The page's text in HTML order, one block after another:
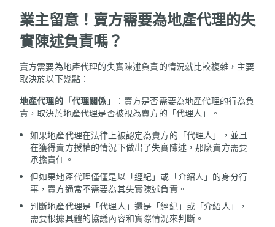
業主留意！賣方需要為地產代理的失
實陳述負責嗎？
賣方需要為地產代理的失實陳述負責的情況就比較複雜，主要
取決於以下幾點：
地產代理的「代理關係」
：賣方是否需要為地產代理的行為負
責，取決於地產代理是否被視為賣方的「代理人」。
如果地產代理在法律上被認定為賣方的「代理人」，並且
在獲得賣方授權的情況下做出了失實陳述，那麼賣方需要
承擔責任。
但如果地產代理僅僅是以「經紀」或「介紹人」的身分行
事，賣方通常不需要為其失實陳述負責。
判斷地產代理是「代理人」還是「經紀」或「介紹人」，
需要根據具體的協議內容和實際情況來判斷。